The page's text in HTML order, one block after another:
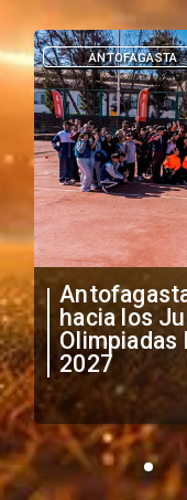
"Falta de
anuncia
irregular
extranjeros
DEPORTES